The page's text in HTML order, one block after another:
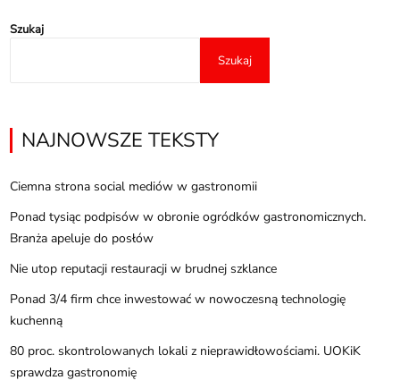
Szukaj
Szukaj
NAJNOWSZE TEKSTY
Ciemna strona social mediów w gastronomii
Ponad tysiąc podpisów w obronie ogródków gastronomicznych.
Branża apeluje do posłów
Nie utop reputacji restauracji w brudnej szklance
Ponad 3/4 firm chce inwestować w nowoczesną technologię
kuchenną
80 proc. skontrolowanych lokali z nieprawidłowościami. UOKiK
sprawdza gastronomię